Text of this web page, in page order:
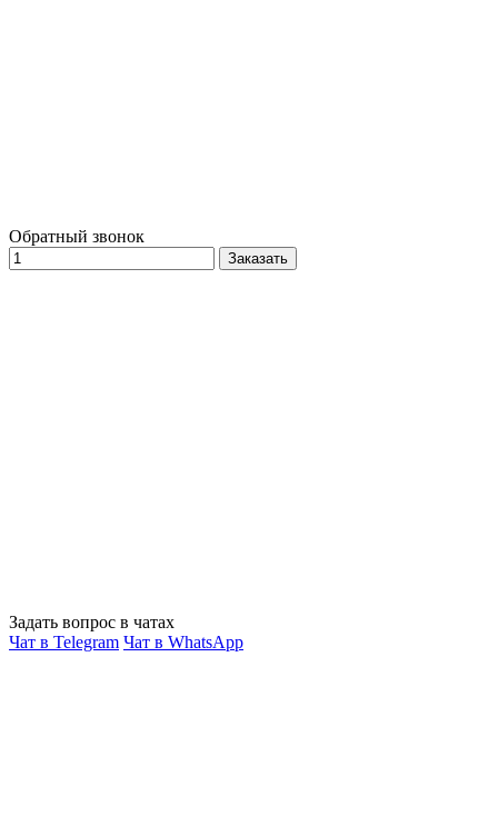
Обратный звонок
Заказать
Задать вопрос в чатах
Чат в Telegram Чат в WhatsApp